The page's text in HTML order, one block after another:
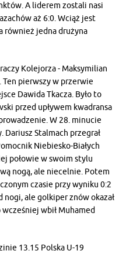
A liderem zostali nasi
aż 6:0. Wciąż jest
również jedna drużyna
Kolejorza - Maksymilian
Ten pierwszy w przerwie
Dawida Tkacza. Było to
przed upływem kwadransa
W 28. minucie
Stalmach przegrał
Niebiesko-Białych
połowie w swoim stylu
nogą, ale niecelnie. Potem
czasie przy wyniku 0:2
nogi, ale golkiper znów okazał
wbił Muhamed
13.15 Polska U-19